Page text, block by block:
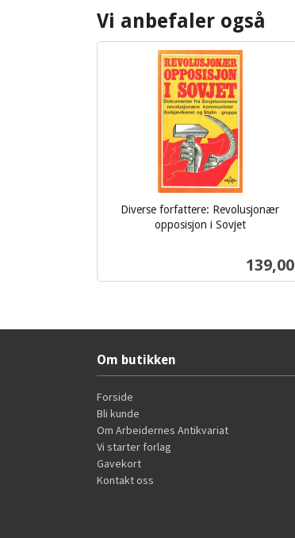
Vi anbefaler også
Diverse forfattere: Revolusjonær
opposisjon i Sovjet
Pris
139,00
Om butikken
Forside
Bli kunde
Om Arbeidernes Antikvariat
Vi starter forlag
Gavekort
Kontakt oss